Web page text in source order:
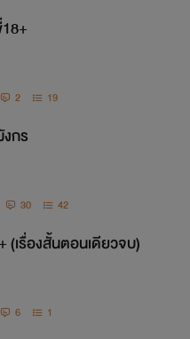
2 19
กร
30 42
เมียเงือกNC+ (เรื่องสั้นตอนเดียวจบ)
6 1